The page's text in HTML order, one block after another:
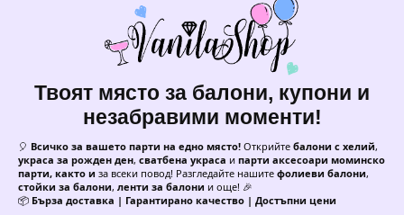
Твоят място за балони, купони и
незабравими моменти!
🎈 Всичко за вашето парти на едно място! Открийте балони с хелий,
украса за рожден ден, сватбена украса и парти аксесоари моминско
парти, както и за всеки повод! Разгледайте нашите фолиеви балони,
стойки за балони, ленти за балони и още! 🎉
📦 Бърза доставка | Гарантирано качество | Достъпни цени